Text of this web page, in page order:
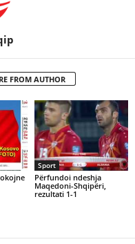
FROM AUTHOR
Sport
Përfundoi ndeshja
Maqedoni-Shqipëri,
rezultati 1-1